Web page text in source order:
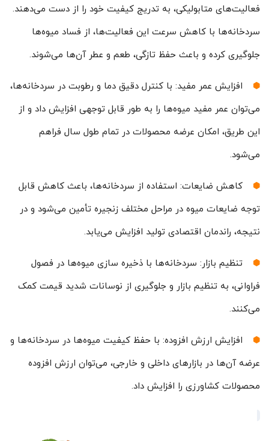
فعالیت‌های متابولیکی، به تدریج کیفیت خود را از دست می‌دهند.
سردخانه‌ها با کاهش سرعت این فعالیت‌ها، از فساد میوه‌ها
جلوگیری کرده و باعث حفظ تازگی، طعم و عطر آن‌ها می‌شوند.
افزایش عمر مفید: با کنترل دقیق دما و رطوبت در سردخانه‌ها،
می‌توان عمر مفید میوه‌ها را به طور قابل توجهی افزایش داد و از
این طریق، امکان عرضه محصولات در تمام طول سال فراهم
می‌شود.
کاهش ضایعات: استفاده از سردخانه‌ها، باعث کاهش قابل
توجه ضایعات میوه در مراحل مختلف زنجیره تأمین می‌شود و در
نتیجه، راندمان اقتصادی تولید افزایش می‌یابد.
تنظیم بازار: سردخانه‌ها با ذخیره سازی میوه‌ها در فصول
فراوانی، به تنظیم بازار و جلوگیری از نوسانات شدید قیمت کمک
می‌کنند.
افزایش ارزش افزوده: با حفظ کیفیت میوه‌ها در سردخانه‌ها و
عرضه آن‌ها در بازارهای داخلی و خارجی، می‌توان ارزش افزوده
محصولات کشاورزی را افزایش داد.